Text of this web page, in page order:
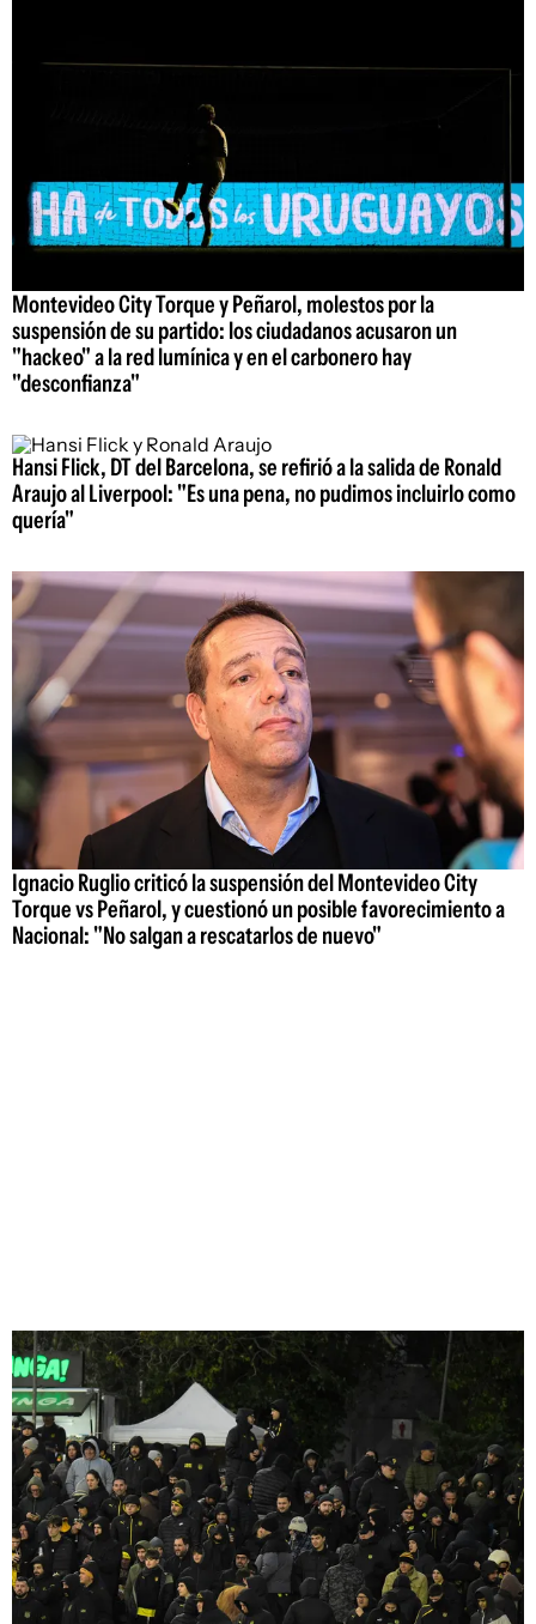
Montevideo City Torque y Peñarol, molestos por la
suspensión de su partido: los ciudadanos acusaron un
"hackeo" a la red lumínica y en el carbonero hay
"desconfianza"
Hansi Flick, DT del Barcelona, se refirió a la salida de Ronald
Araujo al Liverpool: "Es una pena, no pudimos incluirlo como
quería"
Ignacio Ruglio criticó la suspensión del Montevideo City
Torque vs Peñarol, y cuestionó un posible favorecimiento a
Nacional: "No salgan a rescatarlos de nuevo"